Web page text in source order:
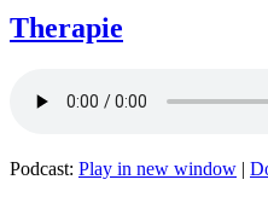
Therapie
Podcast: Play in new window |